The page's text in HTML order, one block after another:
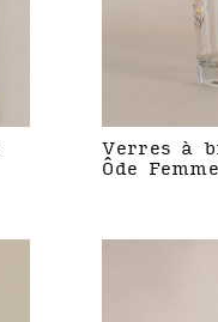
Verres à
Ôde